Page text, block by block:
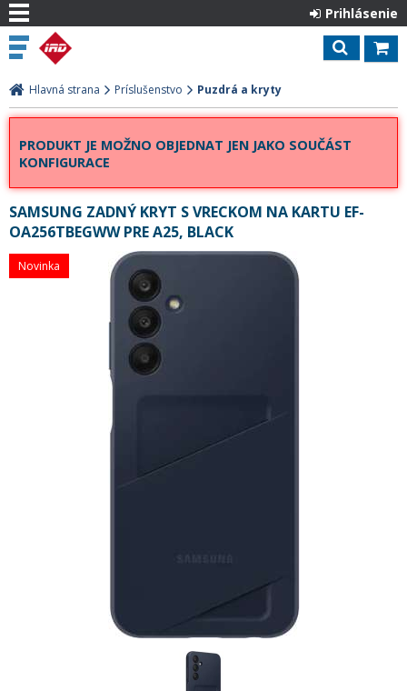
Prihlásenie
Hlavná strana Príslušenstvo Puzdrá a kryty
PRODUKT JE MOŽNO OBJEDNAT JEN JAKO SOUČÁST
KONFIGURACE
SAMSUNG ZADNÝ KRYT S VRECKOM NA KARTU EF-
OA256TBEGWW PRE A25, BLACK
Novinka